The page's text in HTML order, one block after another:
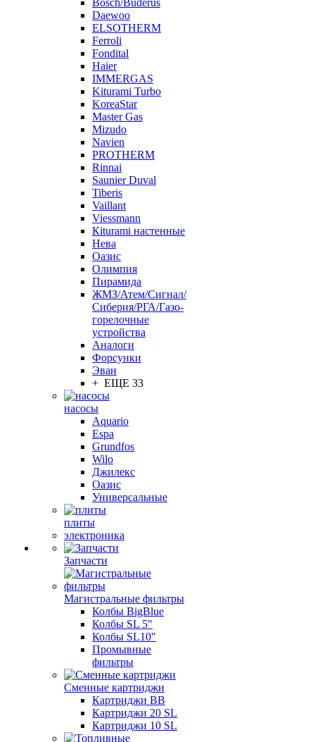
Bosch/Buderus
Daewoo
ELSOTHERM
Ferroli
Fondital
Haier
IMMERGAS
Kiturami Turbo
KoreaStar
Master Gas
Mizudo
Navien
PROTHERM
Rinnai
Saunier Duval
Tiberis
Vaillant
Viessmann
Кiturami настенные
Нева
Оазис
Олимпия
Пирамида
ЖМЗ/Атем/Сигнал/
Сиберия/РГА/Газо-
горелочные
устройства
Aналоги
Форсунки
Эван
+ ЕЩЕ 33
насосы
Aquario
Espa
Grundfos
Wilo
Джилекс
Оазис
Универсальные
плиты
электроника
Запчасти
Магистральные фильтры
Колбы BigBlue
Колбы SL 5"
Колбы SL10"
Промывные
фильтры
Сменные картриджи
Картриджи BB
Картриджи 20 SL
Картриджи 10 SL